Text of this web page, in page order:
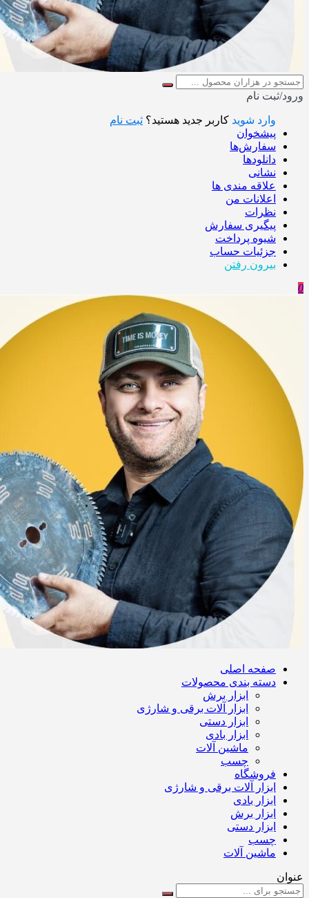
ورود/ثبت نام
وارد شوید کاربر جدید هستید؟ ثبت نام
پیشخوان
سفارش‌ها
دانلودها
نشانی
علاقه مندی ها
اعلانات من
نظرات
پیگیری سفارش
شیوه پرداخت
جزئیات حساب
بیرون رفتن
0
صفحه اصلی
دسته بندی محصولات
ابزار برش
ابزار آلات برقی و شارژی
ابزار دستی
ابزار بادی
ماشین آلات
چسب
فروشگاه
ابزار آلات برقی و شارژی
ابزار بادی
ابزار برش
ابزار دستی
چسب
ماشین آلات
عنوان